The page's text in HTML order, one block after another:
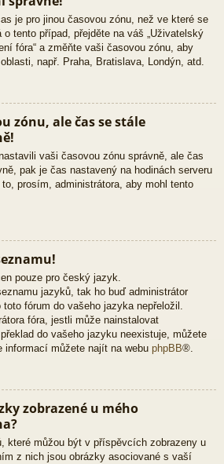
je pro jinou časovou zónu, než ve které se
tento případ, přejděte na váš „Uživatelský
fóra“ a změňte vaši časovou zónu, aby
např. Praha, Bratislava, Londýn, atd.
zónu, ale čas se stále
vaši časovou zónu správně, ale čas
pak je čas nastavený na hodinách serveru
prosím, administrátora, aby mohl tento
pouze pro český jazyk.
jazyků, tak ho buď administrátor
fórum do vašeho jazyka nepřeložil.
fóra, jestli může nainstalovat
do vašeho jazyku neexistuje, můžete
můžete najít na webu phpBB®.
zobrazené u mého
které můžou být v příspěvcích zobrazeny u
z nich jsou obrázky asociované s vaší